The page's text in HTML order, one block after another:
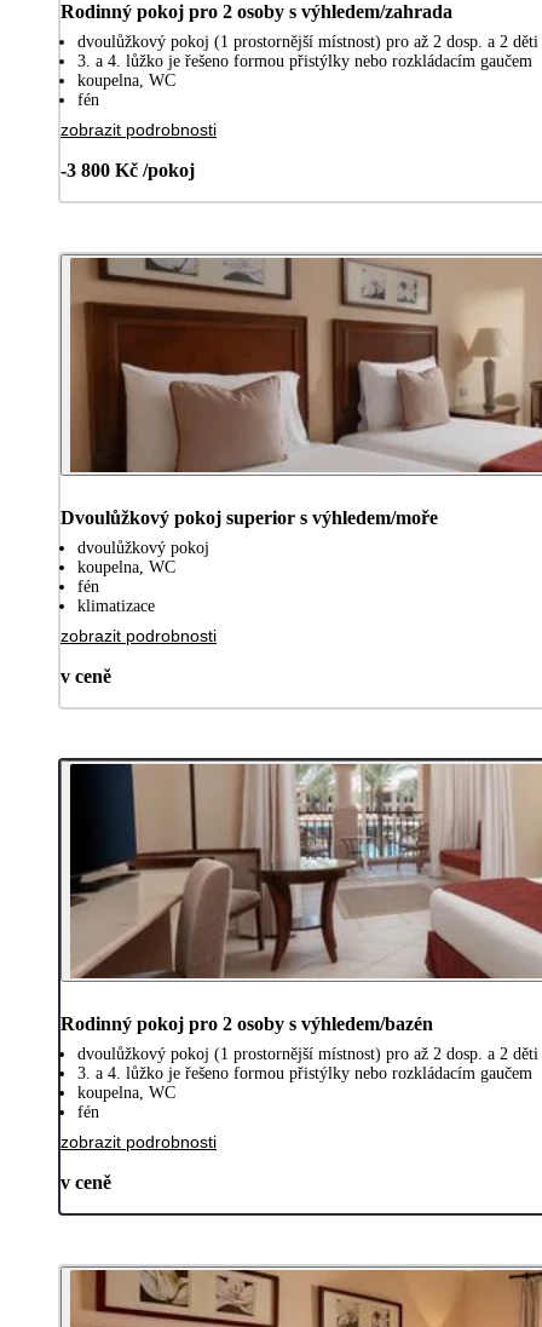
Rodinný pokoj pro 2 osoby s výhledem/zahrada
dvoulůžkový pokoj (1 prostornější místnost) pro až 2 dosp. a 2 děti
3. a 4. lůžko je řešeno formou přistýlky nebo rozkládacím gaučem
koupelna, WC
fén
zobrazit podrobnosti
-3 800 Kč /pokoj
Dvoulůžkový pokoj superior s výhledem/moře
dvoulůžkový pokoj
koupelna, WC
fén
klimatizace
zobrazit podrobnosti
v ceně
Rodinný pokoj pro 2 osoby s výhledem/bazén
dvoulůžkový pokoj (1 prostornější místnost) pro až 2 dosp. a 2 děti
3. a 4. lůžko je řešeno formou přistýlky nebo rozkládacím gaučem
koupelna, WC
fén
zobrazit podrobnosti
v ceně